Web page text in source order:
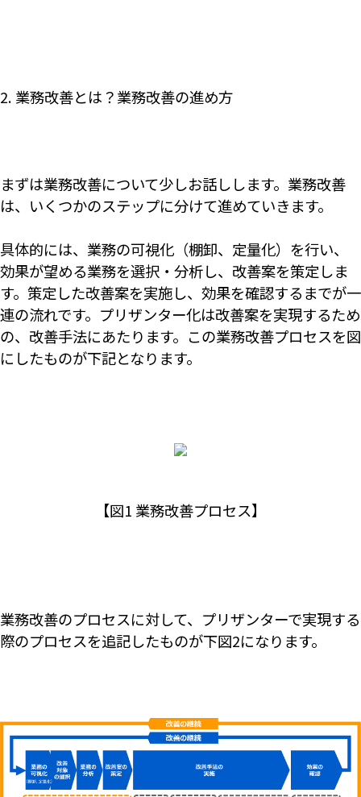
2. 業務改善とは？業務改善の進め方
まずは業務改善について少しお話しします。業務改善
は、いくつかのステップに分けて進めていきます。
具体的には、業務の可視化（棚卸、定量化）を行い、
効果が望める業務を選択・分析し、改善案を策定しま
す。策定した改善案を実施し、効果を確認するまでが一
連の流れです。プリザンター化は改善案を実現するため
の、改善手法にあたります。この業務改善プロセスを図
にしたものが下記となります。
【図1 業務改善プロセス】
業務改善のプロセスに対して、プリザンターで実現する
際のプロセスを追記したものが下図2になります。